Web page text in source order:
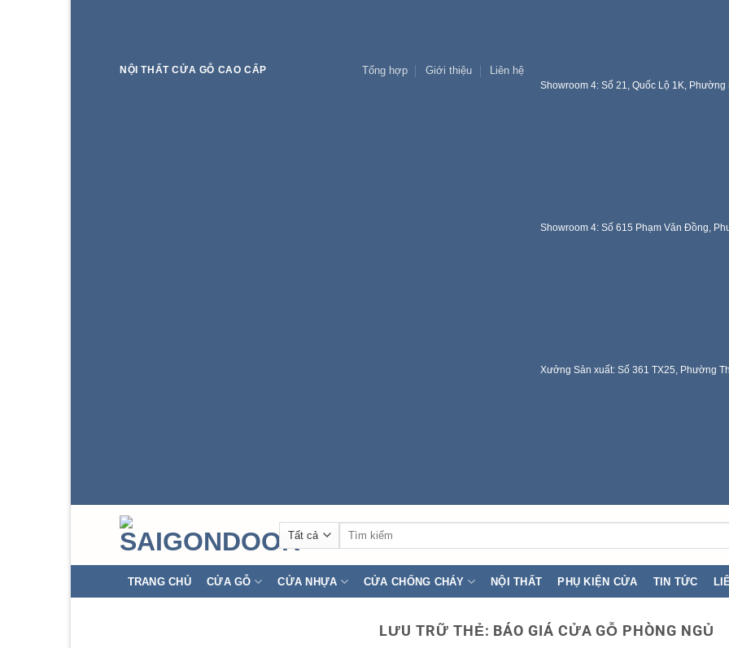
NỘI THẤT CỬA GỖ CAO CẤP Tổng hợp Giới thiệu Liên hệ
Showroom 4: Số 21, Quốc Lộ 1K,
Showroom 4: Số 615 Phạm Văn Đồng,
Xưởng Sản xuất: Số 361 TX25, Phường
Tìm
TRANG CHỦ CỬA GỖ CỬA NHỰA CỬA CHỐNG CHÁY NỘI THẤT PHỤ KIỆN CỬA TIN TỨC
LƯU TRỮ THẺ: BÁO GIÁ CỬA GỖ PHÒNG NGỦ